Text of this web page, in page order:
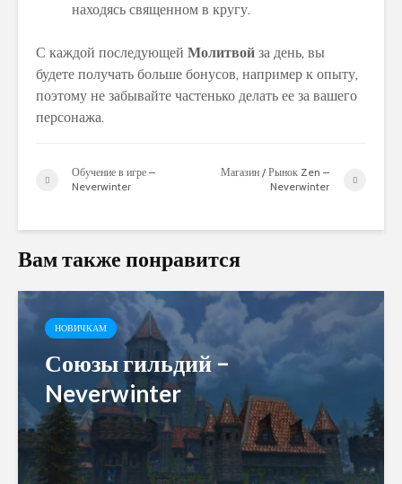
находясь священном в кругу.
С каждой последующей Молитвой за день, вы
будете получать больше бонусов, например к опыту,
поэтому не забывайте частенько делать ее за вашего
персонажа.
Обучение в игре –
Neverwinter
Магазин / Рынок Zen –
Neverwinter
Вам также понравится
НОВИЧКАМ
Союзы гильдий –
Neverwinter